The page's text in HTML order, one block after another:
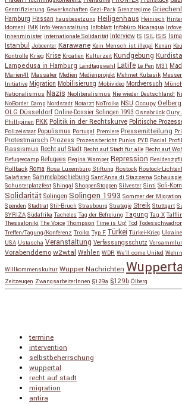
Gentrifizierung Gewerkschaften Gezi-Park Grenzregime
Hamburg Hassan hausbesetzung Heiligenhaus Heinisch
Idomeni IMK Info-Veranstaltung Infoblatt Infobüro Nicaragua
Innenminister internationale Solidarität Interview IS ISIL ISIS
Istanbul Jobcenter Karawane Kein Mensch ist illegal Kenan
Kontrolle Krieg Krise Kroatien Kulturzeit Kundgebung
Lampedusa in Hamburg Landtagswahl Latife Le Pen M31
Marien41 Massaker Medien Medienprojekt Mehmet Kubasik
Initiative Migration Mobilisierung Mobivideo Mordversuch
Nationalismus Nazis Neoliberalismus Nie wieder Deutschland!
NoBorder Camp Nordstadt Notarzt NoTroika NSU Occupy Oelberg
OLG Düsseldorf Online-Dossier Solingen 1993 Osnabrück Oury
Phillipinen PKK Politik in der Rechtskurve Politische
Polizeistaat Populismus Portugal Premiere Pressemitteilung
Protestmarsch Prozess Prozessbericht Punks PYD Racial
Rassismus Recht auf Stadt Recht auf Stadt für alle Recht auf
Refugeecamp Refugees Regina Wamper Repression
Rollback Roma Rosa Luxemburg Stiftung Rostock Rostock-
Salafisten Sammelabschiebung Sant'Anna di Stazzema
Schusterplatzfest Shingal ShoppenStoppen Silvester Sinti Soli-
Solidarität Solingen Solingen 1993 Sommer der Migration
Spenden Stadtrat Stil-Bruch Strasbourg Strategie Streik Stuttgart
SYRIZA Südafrika Tacheles Tag der Befreiung Tagung Tag X
Thessaloniki The Voice Thompson Time is Up! Tod
Treffen/Tagung/Konferenz Troika Typ F Türkei Türkei-Krieg Ukraine
USA Ustascha Veranstaltung Verfassungsschutz
Vorabenddemo w2wtal Wahlen WDR We'll come United
Willkommenskultur Wupper Nachrichten
Zeitzeugen ZwangsarbeiterInnen §129a §129b Ölberg
oben
scrollen
termine
intervention
selbstbeherrschung
wuppertal
recht auf stadt
migration
antira